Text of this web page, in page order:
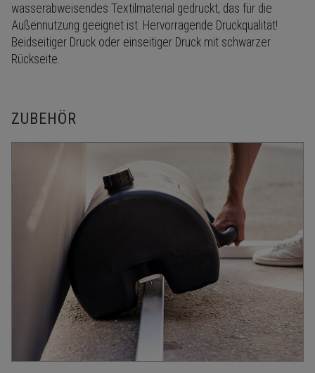
wasserabweisendes Textilmaterial gedruckt, das für die
Außennutzung geeignet ist. Hervorragende Druckqualität!
Beidseitiger Druck oder einseitiger Druck mit schwarzer
Rückseite.
ZUBEHÖR